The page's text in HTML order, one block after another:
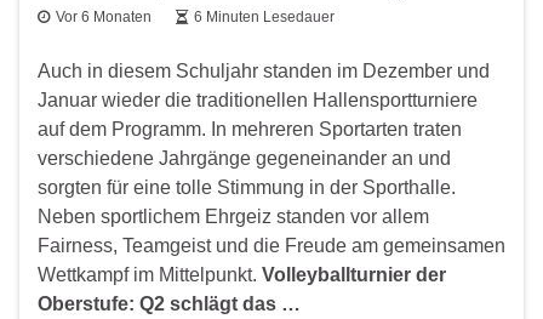
Vor 6 Monaten 6 Minuten Lesedauer
Auch in diesem Schuljahr standen im Dezember und
Januar wieder die traditionellen Hallensportturniere
auf dem Programm. In mehreren Sportarten traten
verschiedene Jahrgänge gegeneinander an und
sorgten für eine tolle Stimmung in der Sporthalle.
Neben sportlichem Ehrgeiz standen vor allem
Fairness, Teamgeist und die Freude am gemeinsamen
Wettkampf im Mittelpunkt. Volleyballturnier der
Oberstufe: Q2 schlägt das …